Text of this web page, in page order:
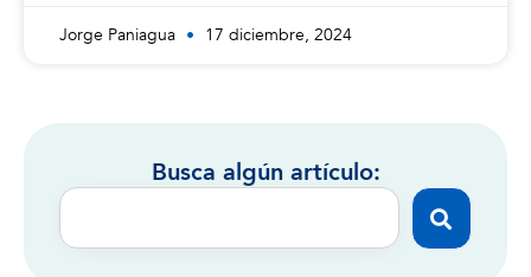
Jorge Paniagua 17 diciembre, 2024
Busca algún artículo: